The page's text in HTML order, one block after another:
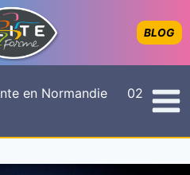
BLOG
en Normandie 02